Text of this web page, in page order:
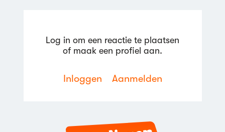
Log in om een reactie te plaatsen
of maak een profiel aan.
Inloggen Aanmelden